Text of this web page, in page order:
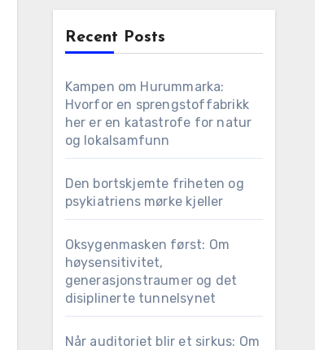
Recent Posts
Kampen om Hurummarka:
Hvorfor en sprengstoffabrikk
her er en katastrofe for natur
og lokalsamfunn
Den bortskjemte friheten og
psykiatriens mørke kjeller
Oksygenmasken først: Om
høysensitivitet,
generasjonstraumer og det
disiplinerte tunnelsynet
Når auditoriet blir et sirkus: Om